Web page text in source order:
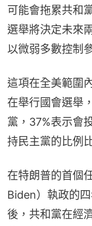
可能會拖累共和
選舉將決定未來
以微弱多數控制
這項在全美範圍
在舉行國會選舉
黨，37%表示會
持民主黨的比例
在特朗普的首個
Biden）執政的
後，共和黨在經